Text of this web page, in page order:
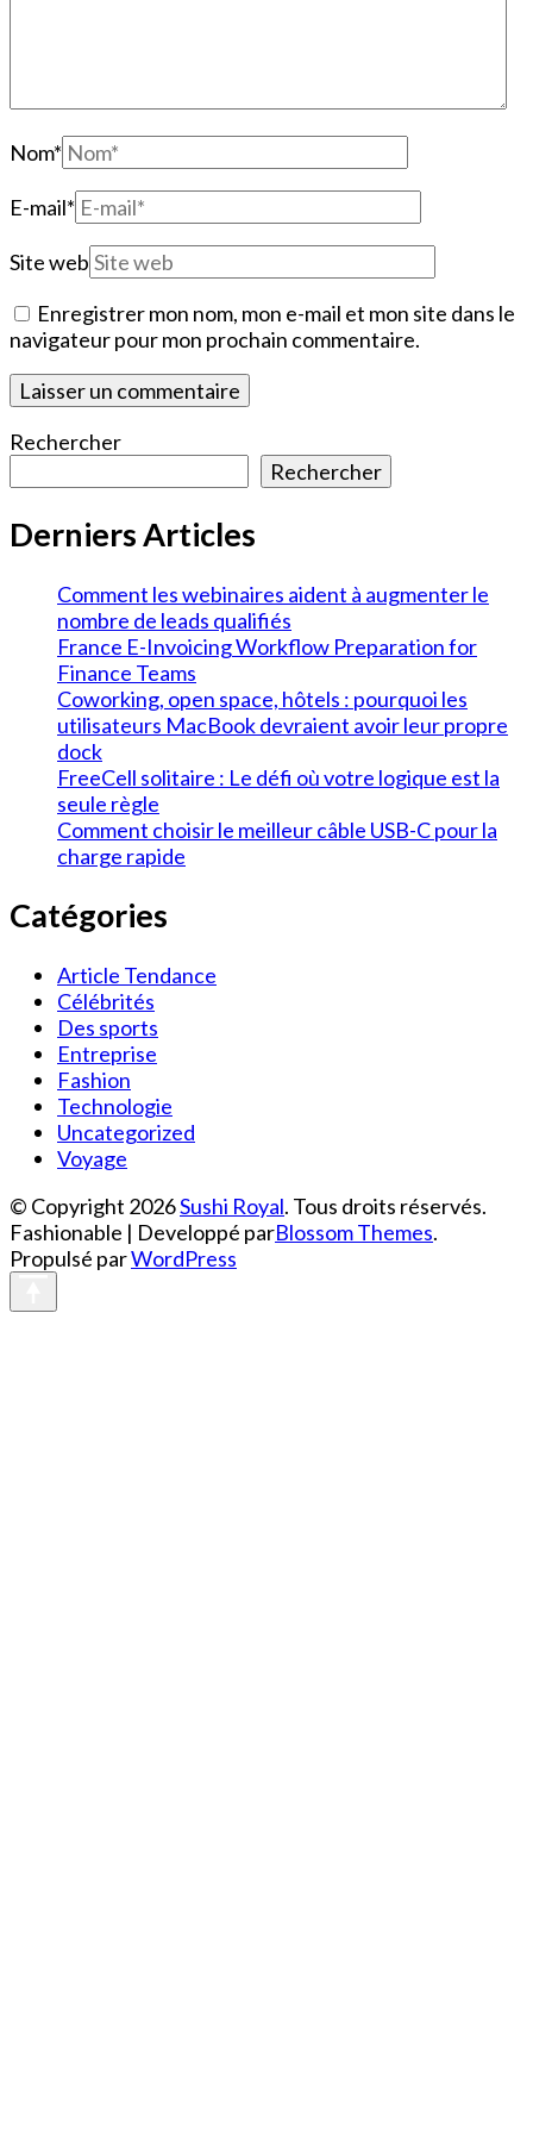
Nom*
E-mail*
Site web
Enregistrer mon nom, mon e-mail et mon site dans le
navigateur pour mon prochain commentaire.
Rechercher
Rechercher
Derniers Articles
Comment les webinaires aident à augmenter le
nombre de leads qualifiés
France E-Invoicing Workflow Preparation for
Finance Teams
Coworking, open space, hôtels : pourquoi les
utilisateurs MacBook devraient avoir leur propre
dock
FreeCell solitaire : Le défi où votre logique est la
seule règle
Comment choisir le meilleur câble USB-C pour la
charge rapide
Catégories
Article Tendance
Célébrités
Des sports
Entreprise
Fashion
Technologie
Uncategorized
Voyage
© Copyright 2026Sushi Royal. Tous droits réservés.
Fashionable | Developpé parBlossom Themes.
Propulsé parWordPress